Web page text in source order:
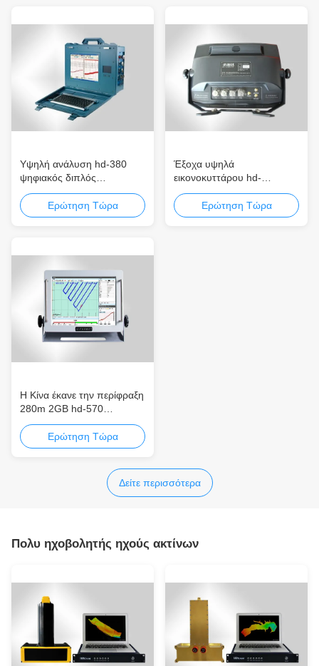
Υψηλή ανάλυση hd-380
ψηφιακός διπλός
ηχοβολητής ηχούς ακτίνων
συχνότητας Dustproof
ενιαίος φορητός
Ερώτηση Τώρα
Έξοχα υψηλά
εικονοκυττάρου hd-
ΑΝΩΤΑΤΑ 200kHz
καταγραφής
αναπαραγωγής ήχου ενιαία
Ερώτηση Τώρα
Η Κίνα έκανε την περίφραξη
280m 2GB hd-570
μετάλλων την ενιαία ηχώ
ακτίνων υγιέστερη
περίφραξη πλήρης-
οικονομικώς αποδοτική
Ερώτηση Τώρα
Δείτε περισσότερα
Πολυ ηχοβολητής ηχούς ακτίνων